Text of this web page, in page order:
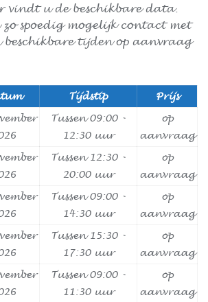
vindt u de beschikbare data.
spoedig mogelijk contact met
beschikbare tijden op aanvraag
Tijdstip
Prijs
Tussen 09:00 -
12:30 uur
op
aanvraag
Tussen 12:30 -
20:00 uur
op
aanvraag
Tussen 09:00 -
14:30 uur
op
aanvraag
Tussen 15:30 -
17:30 uur
op
aanvraag
Tussen 09:00 -
11:30 uur
op
aanvraag